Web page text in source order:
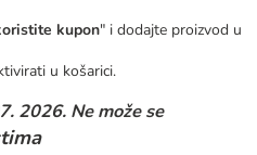
kupon" i dodajte proizvod u
u košarici.
2026. Ne može se